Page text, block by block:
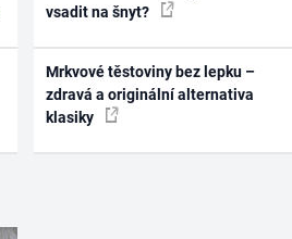
vsadit na šnyt?
Mrkvové těstoviny bez lepku –
zdravá a originální alternativa
klasiky